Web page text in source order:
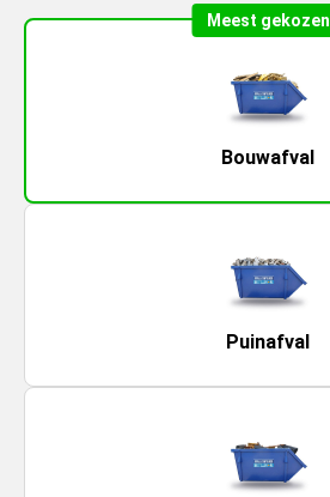
Meest gekozen
Bouwafval
Puinafval